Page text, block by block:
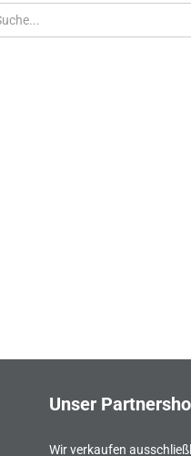
Unser
Wir verkaufen